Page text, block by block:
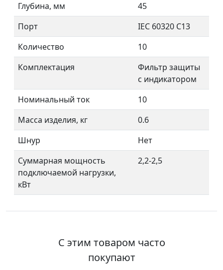
Глубина, мм
45
Порт
IEC 60320 С13
Количество
10
Комплектация
Фильтр защиты
с индикатором
Номинальный ток
10
Масса изделия, кг
0.6
Шнур
Нет
Суммарная мощность
подключаемой нагрузки,
кВт
2,2-2,5
С этим товаром часто
покупают